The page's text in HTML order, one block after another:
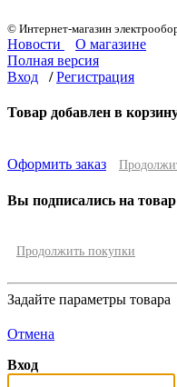
© Интернет-магазин
Новости
О магазине
Полная версия
Вход
/ Регистрация
Товар добавлен в
Оформить заказ
Вы подписались на товар
Продолжить покупки
Задайте параметры товара
Отмена
Вход